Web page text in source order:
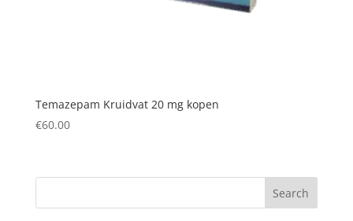
Temazepam Kruidvat 20 mg kopen
€60.00
Search